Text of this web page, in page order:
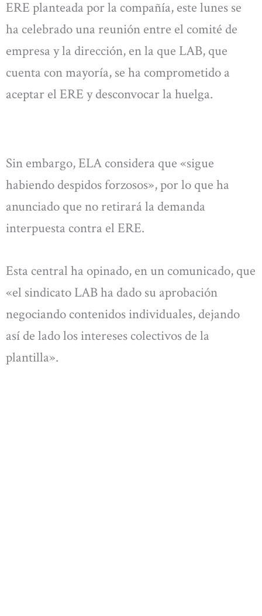
ERE planteada por la compañía, este lunes se
ha celebrado una reunión entre el comité de
empresa y la dirección, en la que LAB, que
cuenta con mayoría, se ha comprometido a
aceptar el ERE y desconvocar la huelga.
Sin embargo, ELA considera que «sigue
habiendo despidos forzosos», por lo que ha
anunciado que no retirará la demanda
interpuesta contra el ERE.
Esta central ha opinado, en un comunicado, que
«el sindicato LAB ha dado su aprobación
negociando contenidos individuales, dejando
así de lado los intereses colectivos de la
plantilla».